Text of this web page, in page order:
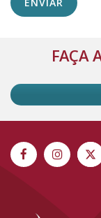
Alternative:
FAÇA